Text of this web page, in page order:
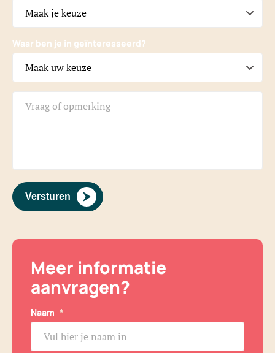
Waar ben je in geïnteresseerd?
Versturen
Meer informatie
aanvragen?
Naam *